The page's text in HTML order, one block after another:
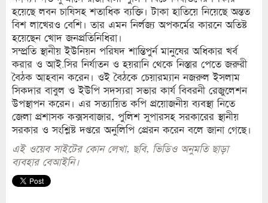
হয়েছে লবন চাষিসহ শতাধিক ব্যক্তি। টাকা হাতিয়ে নিয়েছে অন্তত
বিশ লাখেরও বেশি। তার এমন নির্লজ্য অপকর্মের কারনে অতিষ্ট
হয়েছেন খোদ জনপ্রতিনিধিরা।
সম্প্রতি স্থানীয় ইউনিয়ন পরিষদ শান্তিপুর্ন মানুষের অধিকার খর্ব
করার ও আই.সির নির্যাতন ও হয়রানি থেকে নিস্তার পেতে জরুরী
বৈঠক আহবান করেন। ওই বৈঠকে চেয়ারম্যান নজরুল ইসলাম
সিকদার বাবুল ও ইউপি সদস্যরা সভার কার্য বিবরনী রেজুলেশন
উপস্থাপন করেন। এর সত্যায়িত কপি প্রয়োজনীয় ব্যবস্থা নিতে
জেলা প্রশাসক কক্সসবাজার, পুলিশ সুপারসহ সরকারের স্থানীয়
সরকার ও সংশ্লিষ্ট দপ্তরে অনুলিপি প্রেরন করেন বলে জানা গেছে।
এই ওয়েব সাইটের কোন লেখা, ছবি, ভিডিও অনুমতি ছাড়া
ব্যবহার বেআইনি।